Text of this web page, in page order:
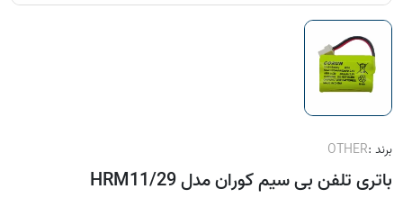
برند :OTHER
باتری تلفن بی سیم کوران مدل HRM11/29